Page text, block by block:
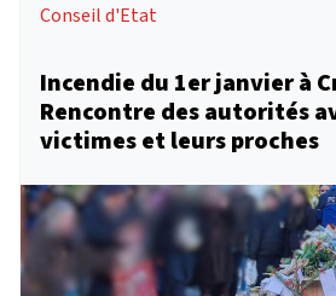
Conseil d'Etat
Incendie du 1er janvier à
Rencontre des autorités
victimes et leurs proches